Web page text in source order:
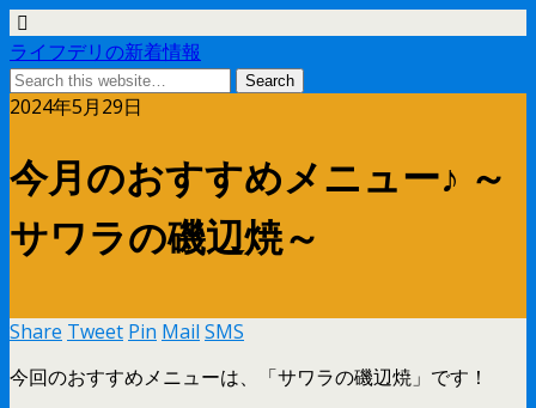
ライフデリの新着情報
2024年5月29日
今月のおすすめメニュー♪ ～
サワラの磯辺焼～
Share Tweet Pin Mail SMS
今回のおすすめメニューは、「サワラの磯辺焼」です！